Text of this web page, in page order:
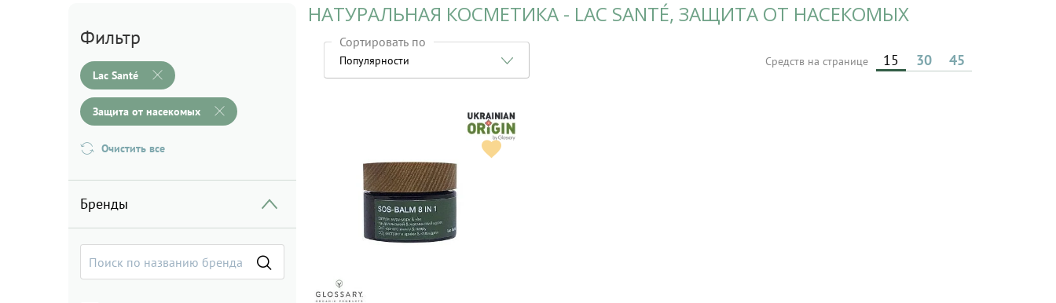
Фильтр
Lac Santé
Защита от насекомых
Очистить все
Бренды
НАТУРАЛЬНАЯ КОСМЕТИКА - LAC SANTÉ, ЗАЩИТА ОТ НАСЕКОМЫХ
Сортировать по
Популярности Средств на странице 15 30 45